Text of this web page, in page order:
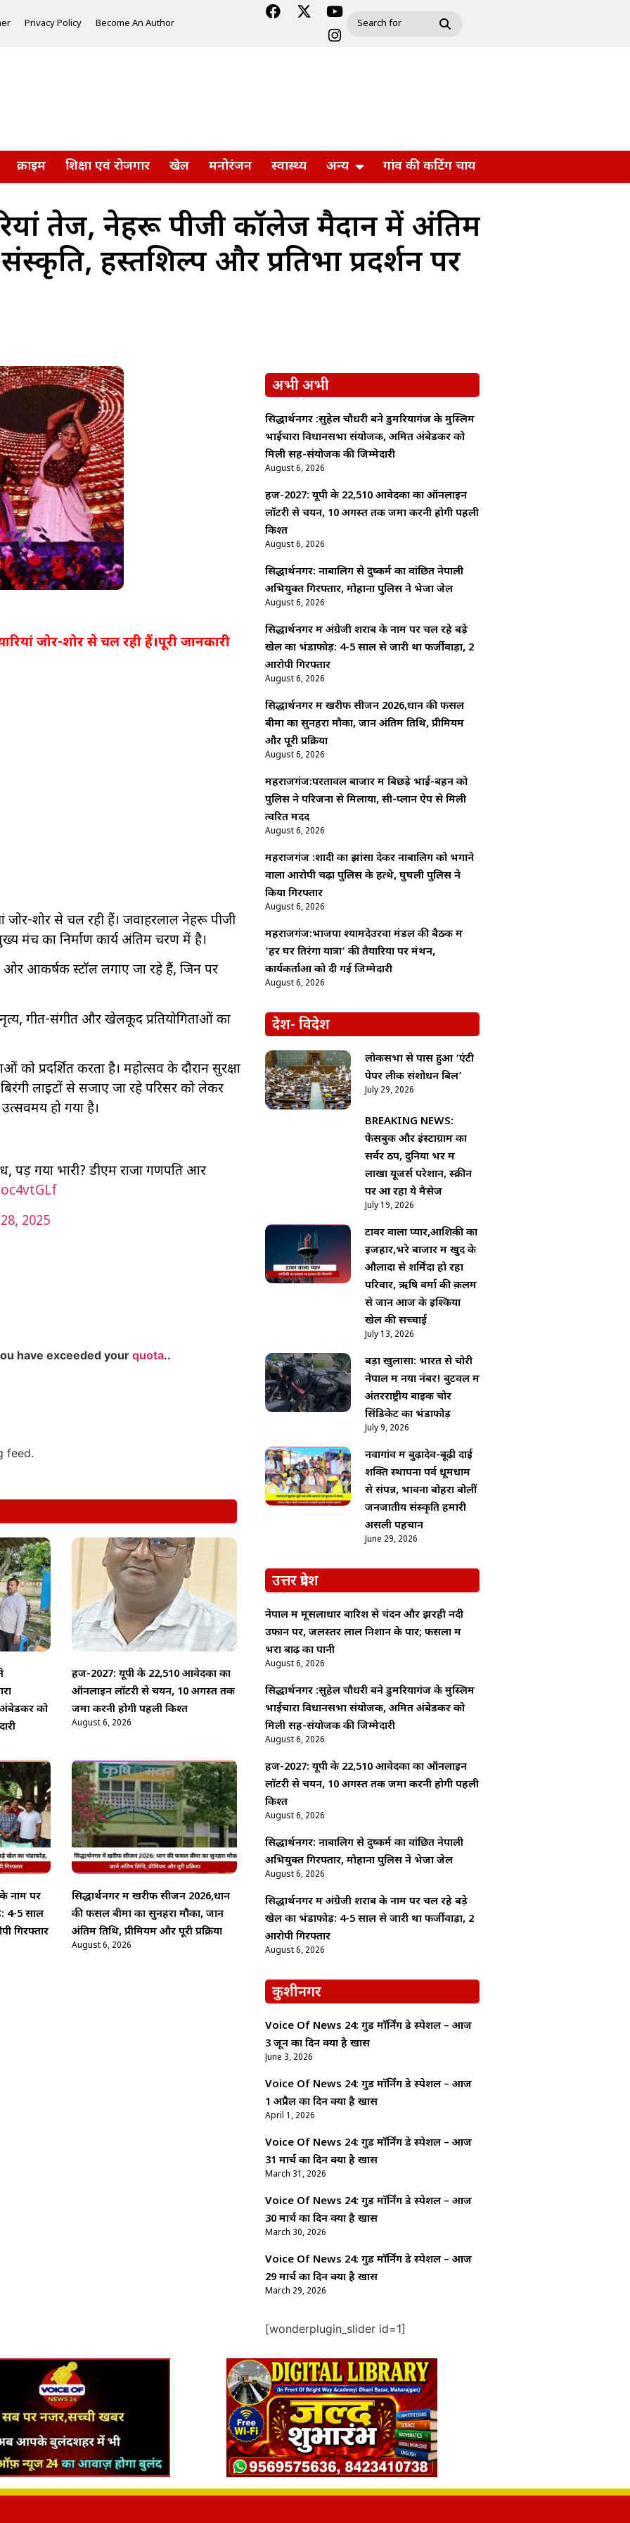
Privacy Policy Become An Author
क्राइम शिक्षा एवं रोजगार खेल मनोरंजन स्वास्थ्य अन्य गांव की कटिंग चाय
तेज, नेहरू पीजी कॉलेज मैदान में अंतिम
हस्तशिल्प और प्रतिभा प्रदर्शन पर
जोर-शोर से चल रही हैं।पूरी जानकारी
जोर-शोर से चल रही हैं। जवाहरलाल नेहरू पीजी
मंच का निर्माण कार्य अंतिम चरण में है।
आकर्षक स्टॉल लगाए जा रहे हैं, जिन पर
नृत्य, गीत-संगीत और खेलकूद प्रतियोगिताओं का
प्रदर्शित करता है। महोत्सव के दौरान सुरक्षा
लाइटों से सजाए जा रहे परिसर को लेकर
हो गया है।
पड़ गया भारी? डीएम राजा गणपति आर
2025
have exceeded your quota..
feed.
को
हज-2027: यूपी के 22,510 आवेदकों का
ऑनलाइन लॉटरी से चयन, 10 अगस्त तक
जमा करनी होगी पहली किश्त
August 6, 2026
के नाम पर
4-5 साल
गिरफ्तार
सिद्धार्थनगर में खरीफ सीजन 2026,धान
की फसल बीमा का सुनहरा मौका, जानें
अंतिम तिथि, प्रीमियम और पूरी प्रक्रिया
August 6, 2026
अभी अभी
सिद्धार्थनगर :सुहेल चौधरी बने डुमरियागंज के मुस्लिम
भाईचारा विधानसभा संयोजक, अमित अंबेडकर को
मिली सह-संयोजक की जिम्मेदारी
August 6, 2026
हज-2027: यूपी के 22,510 आवेदकों का ऑनलाइन
लॉटरी से चयन, 10 अगस्त तक जमा करनी होगी पहली
किश्त
August 6, 2026
सिद्धार्थनगर: नाबालिग से दुष्कर्म का वांछित नेपाली
अभियुक्त गिरफ्तार, मोहाना पुलिस ने भेजा जेल
August 6, 2026
सिद्धार्थनगर में अंग्रेजी शराब के नाम पर चल रहे बड़े
खेल का भंडाफोड़: 4-5 साल से जारी था फर्जीवाड़ा, 2
आरोपी गिरफ्तार
August 6, 2026
सिद्धार्थनगर में खरीफ सीजन 2026,धान की फसल
बीमा का सुनहरा मौका, जानें अंतिम तिथि, प्रीमियम
और पूरी प्रक्रिया
August 6, 2026
महराजगंज:परतावल बाजार में बिछड़े भाई-बहन को
पुलिस ने परिजनों से मिलाया, सी-प्लान ऐप से मिली
त्वरित मदद
August 6, 2026
महराजगंज :शादी का झांसा देकर नाबालिग को भगाने
वाला आरोपी चढ़ा पुलिस के हत्थे, घुघली पुलिस ने
किया गिरफ्तार
August 6, 2026
महराजगंज:भाजपा श्यामदेउरवा मंडल की बैठक में
‘हर घर तिरंगा यात्रा’ की तैयारियों पर मंथन,
कार्यकर्ताओं को दी गई जिम्मेदारी
August 6, 2026
देश- विदेश
लोकसभा से पास हुआ ‘एंटी
पेपर लीक संशोधन बिल’
July 29, 2026
BREAKING NEWS:
फेसबुक और इंस्टाग्राम का
सर्वर ठप, दुनिया भर में
लाखों यूजर्स परेशान, स्क्रीन
पर आ रहा ये मैसेज
July 19, 2026
टावर वाला प्यार,आशिक़ी का
इजहार,भरे बाजार में खुद के
औलादों से शर्मिंदा हो रहा
परिवार, ऋषि वर्मा की क़लम
से जानें आज के इश्किया
खेल की सच्चाई
July 13, 2026
बड़ा खुलासा: भारत से चोरी
नेपाल में नया नंबर! बुटवल में
अंतरराष्ट्रीय बाइक चोर
सिंडिकेट का भंडाफोड़
July 9, 2026
नवागांव में बुढ़ादेव-बूढ़ी दाई
शक्ति स्थापना पर्व धूमधाम
से संपन्न, भावना बोहरा बोलीं
जनजातीय संस्कृति हमारी
असली पहचान
June 29, 2026
उत्तर प्रदेश
नेपाल में मूसलाधार बारिश से चंदन और झरही नदी
उफान पर, जलस्तर लाल निशान के पार; फसलों में
भरा बाढ़ का पानी
August 6, 2026
सिद्धार्थनगर :सुहेल चौधरी बने डुमरियागंज के मुस्लिम
भाईचारा विधानसभा संयोजक, अमित अंबेडकर को
मिली सह-संयोजक की जिम्मेदारी
August 6, 2026
हज-2027: यूपी के 22,510 आवेदकों का ऑनलाइन
लॉटरी से चयन, 10 अगस्त तक जमा करनी होगी पहली
किश्त
August 6, 2026
सिद्धार्थनगर: नाबालिग से दुष्कर्म का वांछित नेपाली
अभियुक्त गिरफ्तार, मोहाना पुलिस ने भेजा जेल
August 6, 2026
सिद्धार्थनगर में अंग्रेजी शराब के नाम पर चल रहे बड़े
खेल का भंडाफोड़: 4-5 साल से जारी था फर्जीवाड़ा, 2
आरोपी गिरफ्तार
August 6, 2026
कुशीनगर
Voice Of News 24: गुड माॅर्निंग डे स्पेशल – आज
3 जून का दिन क्यों है खास
June 3, 2026
Voice Of News 24: गुड माॅर्निंग डे स्पेशल – आज
1 अप्रैल का दिन क्यों है खास
April 1, 2026
Voice Of News 24: गुड माॅर्निंग डे स्पेशल – आज
31 मार्च का दिन क्यों है खास
March 31, 2026
Voice Of News 24: गुड माॅर्निंग डे स्पेशल – आज
30 मार्च का दिन क्यों है खास
March 30, 2026
Voice Of News 24: गुड माॅर्निंग डे स्पेशल – आज
29 मार्च का दिन क्यों है खास
March 29, 2026
[wonderplugin_slider id=1]